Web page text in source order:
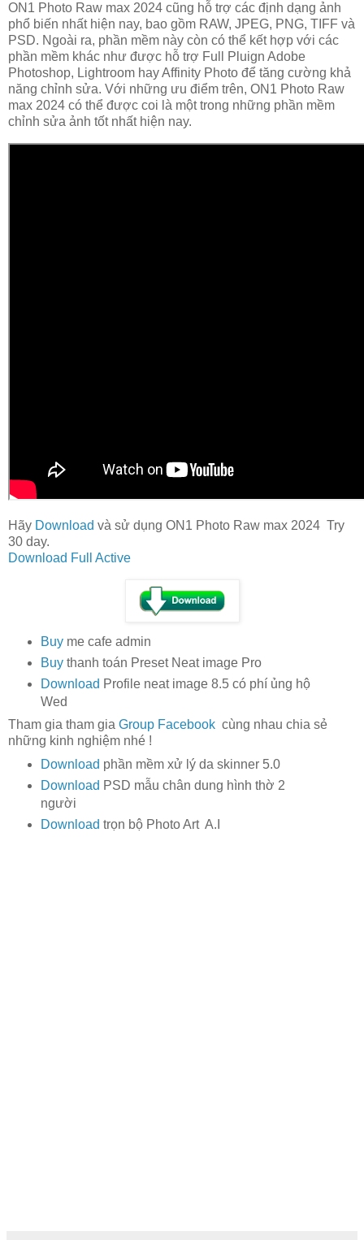
ON1 Photo Raw max 2024 cũng hỗ trợ các định dạng ảnh
phổ biến nhất hiện nay, bao gồm RAW, JPEG, PNG, TIFF và
PSD. Ngoài ra, phần mềm này còn có thể kết hợp với các
phần mềm khác như được hỗ trợ Full Pluign Adobe
Photoshop, Lightroom hay Affinity Photo để tăng cường khả
năng chỉnh sửa. Với những ưu điểm trên, ON1 Photo Raw
max 2024 có thể được coi là một trong những phần mềm
chỉnh sửa ảnh tốt nhất hiện nay.
Hãy Download và sử dụng ON1 Photo Raw max 2024 Try
30 day.
Download Full Active
Buyme cafe admin
Buythanh toán Preset Neat image Pro
Download Profile neat image 8.5 có phí ủng hộ
Wed
Tham gia tham gia Group Facebook cùng nhau chia sẻ
những kinh nghiệm nhé !
Download phần mềm xử lý da skinner 5.0
Download PSD mẫu chân dung hình thờ 2
người
Download trọn bộ Photo Art A.I